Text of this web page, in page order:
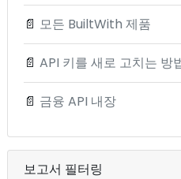
📄 모든 BuiltWith 제품
📄 API 키를 새로 고치는 방
📄 금융 API 내장
보고서 필터링